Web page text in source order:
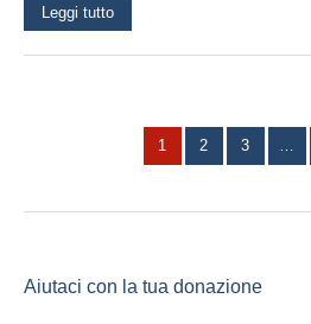
Leggi tutto
1 2 3 …
Aiutaci con la tua donazione